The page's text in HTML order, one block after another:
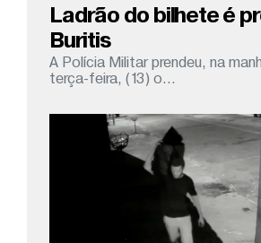
Ladrão do bilhete é
Buritis
A Polícia Militar prendeu, na
terça-feira, (13) o...